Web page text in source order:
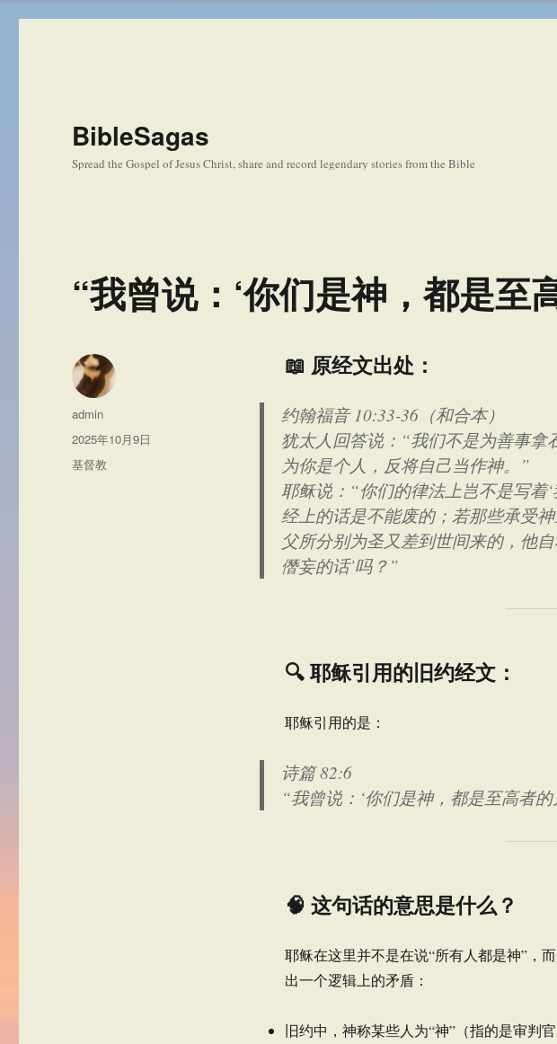
BibleSagas
Spread the Gospel of Jesus Christ, share and record legendary stories from the Bible
“我曾说：‘你们是神，都是至
📖 原经文出处：
约翰福音 10:33-36（和合本）
犹太人回答说：“我们不是为善事拿
为你是个人，反将自己当作神。”
耶稣说：“你们的律法上岂不是写着
经上的话是不能废的；若那些承受
父所分别为圣又差到世间来的，他
僭妄的话’吗？”
🔍 耶稣引用的旧约经文：
耶稣引用的是：
诗篇 82:6
“我曾说：‘你们是神，都是至高者的
🧠 这句话的意思是什么？
耶稣在这里并不是在说“所有人都是神”，
出一个逻辑上的矛盾：
旧约中，神称某些人为“神”（指的是审判
作
者
admin
发
布
于
2025年10月9日
分
基督教